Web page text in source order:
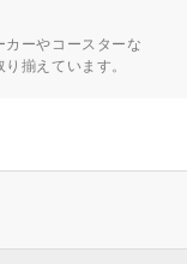
ーやコースターな
揃えています。